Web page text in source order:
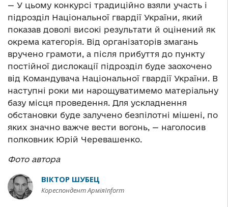
— У цьому конкурсі традиційно взяли участь і
підрозділ Національної гвардії України, який
показав доволі високі результати й оцінений як
окрема категорія. Від організаторів змагань
вручено грамоти, а після прибуття до пункту
постійної дислокації підрозділ буде заохочено
від Командувача Національної гвардії України. В
наступні роки ми нарощуватимемо матеріальну
базу місця проведення. Для ускладнення
обстановки буде залучено безпілотні мішені, по
яких значно важче вести вогонь, — наголосив
полковник Юрій Черевашенко.
Фото автора
ВІКТОР ШУБЕЦ
Кореспондент АрміяInform